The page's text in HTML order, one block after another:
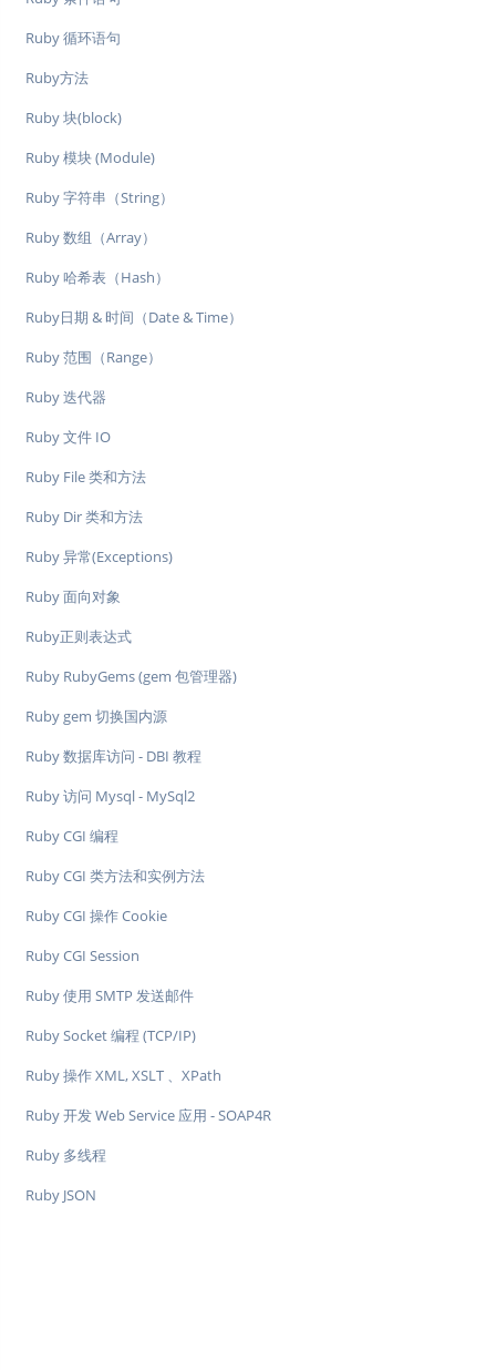
Ruby 循环语句
Ruby方法
Ruby 块(block)
Ruby 模块 (Module)
Ruby 字符串（String）
Ruby 数组（Array）
Ruby 哈希表（Hash）
Ruby日期 & 时间（Date & Time）
Ruby 范围（Range）
Ruby 迭代器
Ruby 文件 IO
Ruby File 类和方法
Ruby Dir 类和方法
Ruby 异常(Exceptions)
Ruby 面向对象
Ruby正则表达式
Ruby RubyGems (gem 包管理器)
Ruby gem 切换国内源
Ruby 数据库访问 - DBI 教程
Ruby 访问 Mysql - MySql2
Ruby CGI 编程
Ruby CGI 类方法和实例方法
Ruby CGI 操作 Cookie
Ruby CGI Session
Ruby 使用 SMTP 发送邮件
Ruby Socket 编程 (TCP/IP)
Ruby 操作 XML, XSLT 、XPath
Ruby 开发 Web Service 应用 - SOAP4R
Ruby 多线程
Ruby JSON